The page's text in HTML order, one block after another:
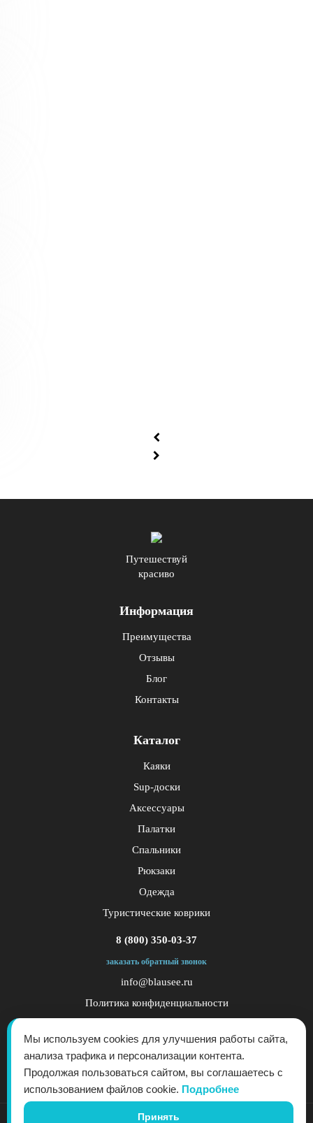
Путешествуй
красиво
Информация
Преимущества
Отзывы
Блог
Контакты
Каталог
Каяки
Sup-доски
Аксессуары
Палатки
Спальники
Рюкзаки
Одежда
Туристические коврики
8 (800) 350-03-37
заказать обратный звонок
info@blausee.ru
Политика конфиденциальности
Мы используем cookies для улучшения работы сайта,
анализа трафика и персонализации контента.
Продолжая пользоваться сайтом, вы соглашаетесь с
использованием файлов cookie. Подробнее
Принять